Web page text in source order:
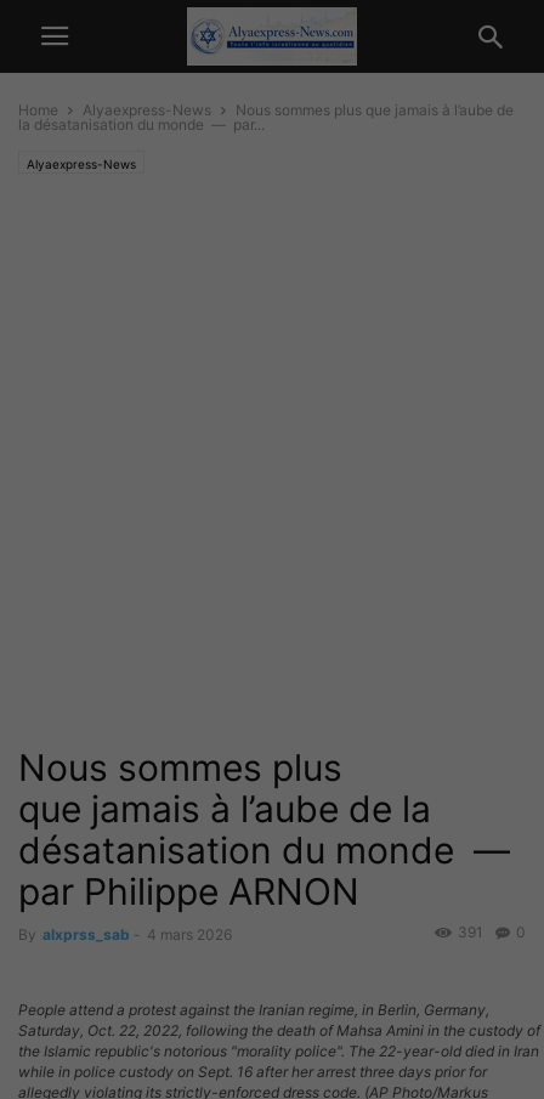
Home Alyaexpress-News
Nous sommes plus que jamais à l’aube de
la désatanisation du monde — par...
Alyaexpress-News
Nous sommes plus
que jamais à l’aube de la
désatanisation du monde —
par Philippe ARNON
By alxprss_sab - 4 mars 2026 0
391
People attend a protest against the Iranian regime, in Berlin, Germany,
Saturday, Oct. 22, 2022, following the death of Mahsa Amini in the custody of
the Islamic republic's notorious "morality police". The 22-year-old died in Iran
while in police custody on Sept. 16 after her arrest three days prior for
allegedly violating its strictly-enforced dress code. (AP Photo/Markus